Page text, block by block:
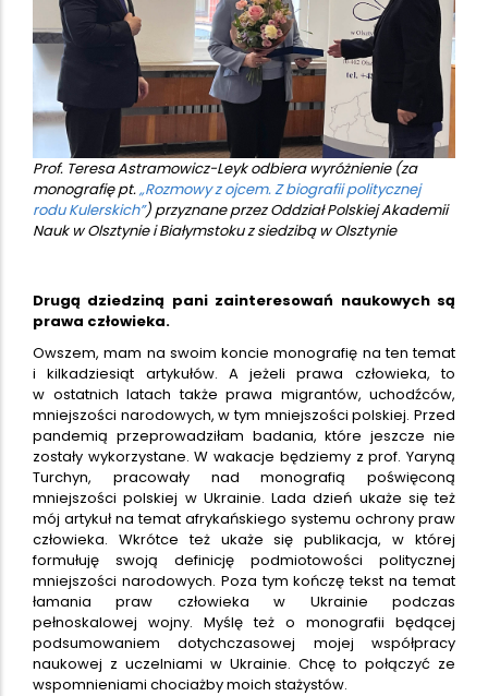
Prof. Teresa Astramowicz-Leyk odbiera wyróżnienie (za
monografię pt.„Rozmowy z ojcem. Z biografii politycznej
rodu Kulerskich”) przyznane przez Oddział Polskiej Akademii
Nauk w Olsztynie i Białymstoku z siedzibą w Olsztynie
Drugą dziedziną pani zainteresowań naukowych są
prawa człowieka.
Owszem, mam na swoim koncie monografię na ten temat
i kilkadziesiąt artykułów. A jeżeli prawa człowieka, to
w ostatnich latach także prawa migrantów, uchodźców,
mniejszości narodowych, w tym mniejszości polskiej. Przed
pandemią przeprowadziłam badania, które jeszcze nie
zostały wykorzystane. W wakacje będziemy z prof. Yaryną
Turchyn, pracowały nad monografią poświęconą
mniejszości polskiej w Ukrainie. Lada dzień ukaże się też
mój artykuł na temat afrykańskiego systemu ochrony praw
człowieka. Wkrótce też ukaże się publikacja, w której
formułuję swoją definicję podmiotowości politycznej
mniejszości narodowych. Poza tym kończę tekst na temat
łamania praw człowieka w Ukrainie podczas
pełnoskalowej wojny. Myślę też o monografii będącej
podsumowaniem dotychczasowej mojej współpracy
naukowej z uczelniami w Ukrainie. Chcę to połączyć ze
wspomnieniami chociażby moich stażystów.